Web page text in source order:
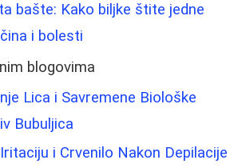
bašte: Kako biljke štite jedne
i bolesti
blogovima
Lica i Savremene Biološke
Bubuljica
i Crvenilo Nakon Depilacije